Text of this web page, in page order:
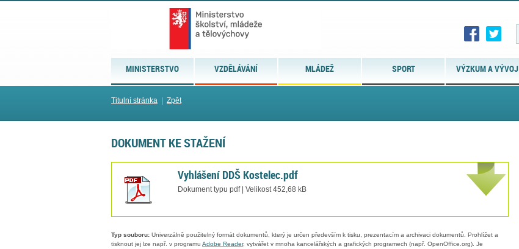
MINISTERSTVO VZDĚLÁVÁNÍ MLÁDEŽ SPORT VÝZKUM A VÝVOJ
Titulní stránka Zpět
DOKUMENT KE STAŽENÍ
Vyhlášení DDŠ Kostelec.pdf
Dokument typu pdf | Velikost 452,68 kB
Typ souboru: Univerzálně použitelný formát dokumentů, který je určen především k tisku, prezentacím a archivaci dokumentů. Prohlížet a
tisknout jej lze např. v programu Adobe Reader, vytvářet v mnoha kancelářských a grafických programech (např. OpenOffice.org). Je